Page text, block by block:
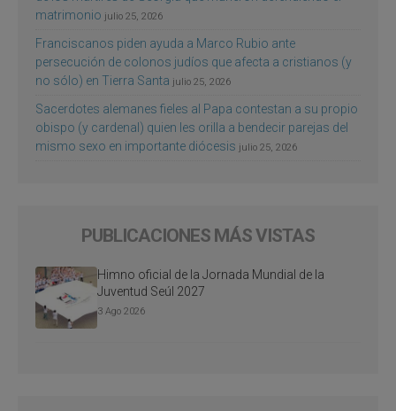
matrimonio julio 25, 2026
Franciscanos piden ayuda a Marco Rubio ante
persecución de colonos judíos que afecta a cristianos (y
no sólo) en Tierra Santa julio 25, 2026
Sacerdotes alemanes fieles al Papa contestan a su propio
obispo (y cardenal) quien les orilla a bendecir parejas del
mismo sexo en importante diócesis julio 25, 2026
PUBLICACIONES MÁS VISTAS
Himno oficial de la Jornada Mundial de la
Juventud Seúl 2027
3 Ago 2026